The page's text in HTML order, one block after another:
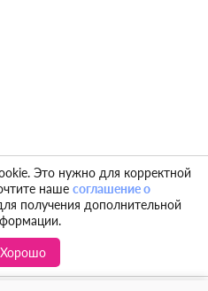
Это нужно для корректной
наше соглашение о
получения дополнительной
Хорошо